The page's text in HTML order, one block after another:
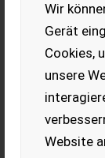
Wir
Gerät
Cookies,
unsere
Website
Sonstige
Wiesenegge
EUR 380